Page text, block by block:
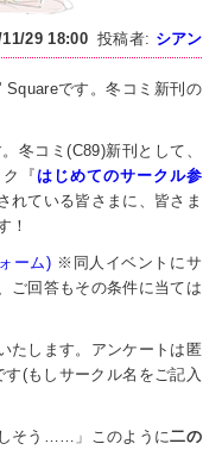
投稿者 シアン
29 18:00
です。冬コミ新刊の
冬コミ(C89)新刊として、
『 はじめてのサークル参
れている皆さまに、皆さま
！
ーム) ※同人イベントにサ
ご回答もその条件に当ては
たします。アンケートは匿
す(もしサークル名をご記入
しそう……」このように二の